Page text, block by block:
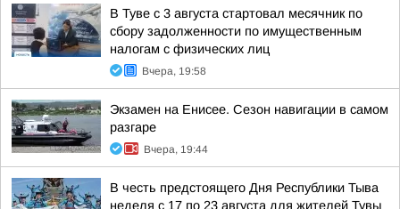
В Туве с 3 августа стартовал месячник по
сбору задолженности по имущественным
налогам с физических лиц
Вчера, 19:58
Экзамен на Енисее. Сезон навигации в самом
разгаре
Вчера, 19:44
В честь предстоящего Дня Республики Тыва
неделя с 17 по 23 августа для жителей Тувы